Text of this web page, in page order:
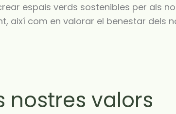
espais verds sostenibles per als
així com en valorar el benestar dels
nostres valors